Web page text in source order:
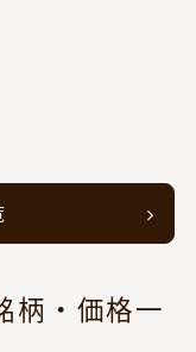
柄・価格一